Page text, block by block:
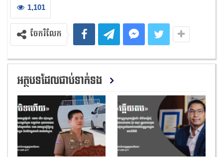
1,101
ចែករំលែក
អត្ថបទដែលជាប់ទាក់ទង